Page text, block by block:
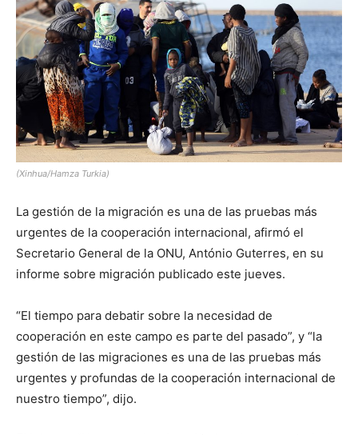
(Xinhua/Hamza Turkia)
La gestión de la migración es una de las pruebas más
urgentes de la cooperación internacional, afirmó el
Secretario General de la ONU, António Guterres, en su
informe sobre migración publicado este jueves.
“El tiempo para debatir sobre la necesidad de
cooperación en este campo es parte del pasado”, y “la
gestión de las migraciones es una de las pruebas más
urgentes y profundas de la cooperación internacional de
nuestro tiempo”, dijo.